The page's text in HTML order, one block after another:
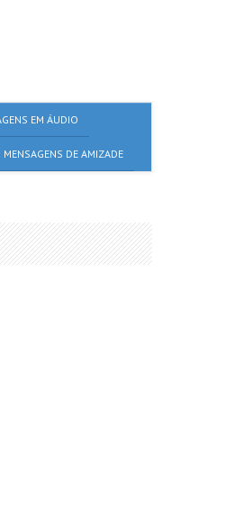
EM ÁUDIO
MENSAGENS DE AMIZADE